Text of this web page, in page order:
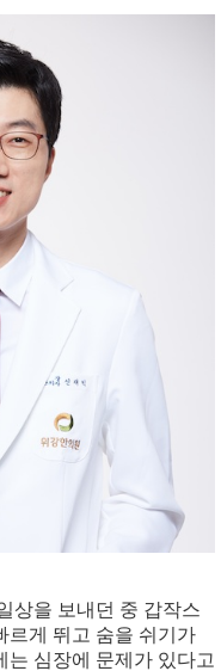
상을 보내던 중 갑작스
르게 뛰고 숨을 쉬기가
는 심장에 문제가 있다고